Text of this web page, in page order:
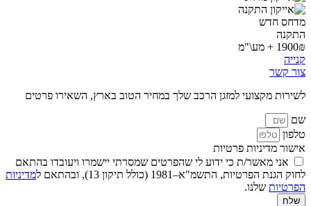
מדחס חדש
התקנה
1900₪ + מע\"מ
קנייה
צור קשר
לשירות מקצועי למזגן הרכב שלך במחיר הטוב בארץ, השאירו פרטים
שם
טלפון
אישור מדיניות פרטיות
אני מאשר/ת כי ידוע לי שהפרטים שמסרתי יישמרו ויעובדו בהתאם
לחוק הגנת הפרטיות, התשמ"א–1981 (כולל תיקון 13), ובהתאם ל
מדיניות
הפרטיות שלנו.
שלח